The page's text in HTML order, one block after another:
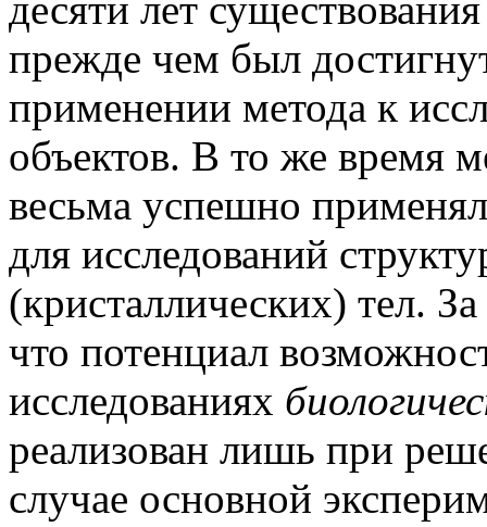
прежде чем был
применении метода к
объектов. В то же время
весьма успешно
для исследований
(кристаллических) тел.
что потенциал
исследованиях
реализован лишь при
случае основной